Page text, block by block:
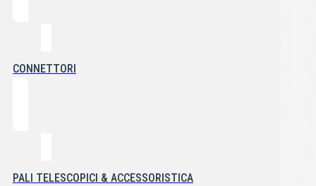
CONNETTORI
PALI TELESCOPICI & ACCESSORISTICA